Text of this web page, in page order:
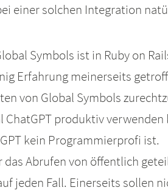
einer solchen Integration
Symbols ist in Ruby on
Erfahrung meinerseits
von Global Symbols
ChatGPT produktiv
kein Programmierprofi ist.
das Abrufen von öffentlich
jeden Fall. Einerseits sollen